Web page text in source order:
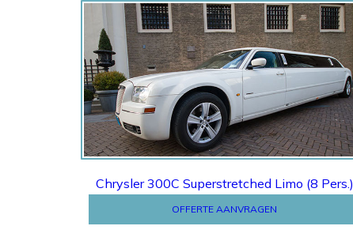
Offerte
Chrysler 300C Superstretched Limo (8 Pers.)
OFFERTE AANVRAGEN